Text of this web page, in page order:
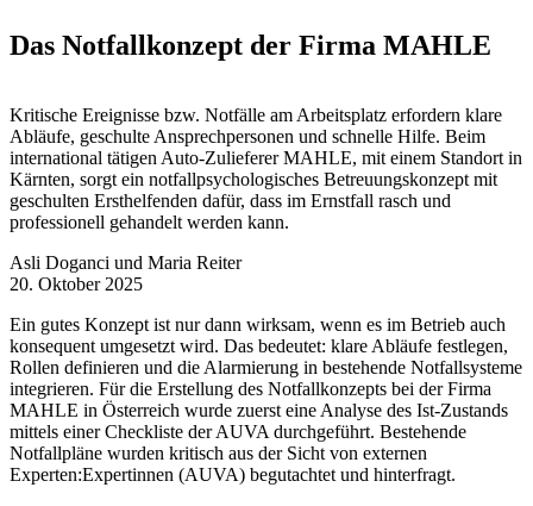
Das Notfallkonzept der Firma MAHLE
Kritische Ereignisse bzw. Notfälle am Arbeitsplatz erfordern klare
Abläufe, geschulte Ansprechpersonen und schnelle Hilfe. Beim
international tätigen Auto-Zulieferer MAHLE, mit einem Standort in
Kärnten, sorgt ein notfallpsychologisches Betreuungskonzept mit
geschulten Ersthelfenden dafür, dass im Ernstfall rasch und
professionell gehandelt werden kann.
Asli Doganci und Maria Reiter
20. Oktober 2025
Ein gutes Konzept ist nur dann wirksam, wenn es im Betrieb auch
konsequent umgesetzt wird. Das bedeutet: klare Abläufe festlegen,
Rollen definieren und die Alarmierung in bestehende Notfallsysteme
integrieren. Für die Erstellung des Notfallkonzepts bei der Firma
MAHLE in Österreich wurde zuerst eine Analyse des Ist-Zustands
mittels einer Checkliste der AUVA durchgeführt. Bestehende
Notfallpläne wurden kritisch aus der Sicht von externen
Experten:Expertinnen (AUVA) begutachtet und hinterfragt.